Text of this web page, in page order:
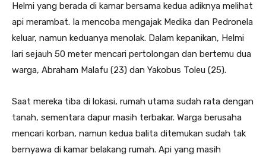
Helmi yang berada di kamar bersama kedua adiknya melihat
api merambat. Ia mencoba mengajak Medika dan Pedronela
keluar, namun keduanya menolak. Dalam kepanikan, Helmi
lari sejauh 50 meter mencari pertolongan dan bertemu dua
warga, Abraham Malafu (23) dan Yakobus Toleu (25).
Saat mereka tiba di lokasi, rumah utama sudah rata dengan
tanah, sementara dapur masih terbakar. Warga berusaha
mencari korban, namun kedua balita ditemukan sudah tak
bernyawa di kamar belakang rumah. Api yang masih